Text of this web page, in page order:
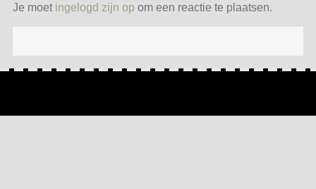
Je moet ingelogd zijn op om een reactie te plaatsen.